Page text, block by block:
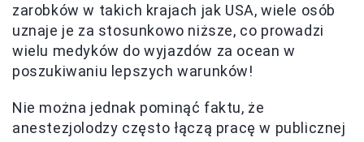
zarobków w takich krajach jak USA, wiele osób
uznaje je za stosunkowo niższe, co prowadzi
wielu medyków do wyjazdów za ocean w
poszukiwaniu lepszych warunków!
Nie można jednak pominąć faktu, że
anestezjolodzy często łączą pracę w publicznej